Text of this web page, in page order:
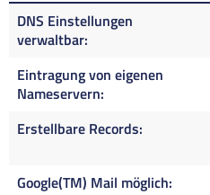
DNS Einstellungen
verwaltbar
Eintragung von eigenen
Nameservern
Erstellbare Records
Google(TM) Mail möglich